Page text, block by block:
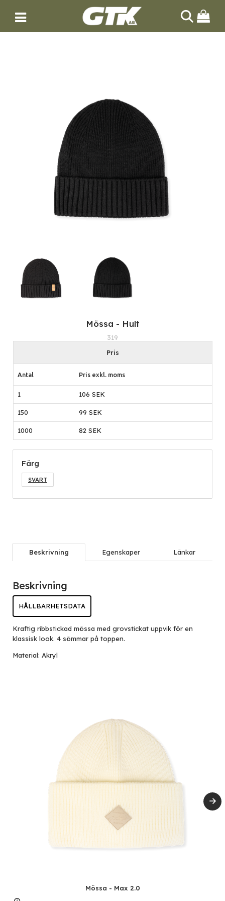
Mössa - Hult
319
Pris
Antal Pris exkl. moms
1 106 SEK
150 99 SEK
1000 82 SEK
Färg
SVART
Beskrivning Egenskaper Länkar
Beskrivning
HÅLLBARHETSDATA
Kraftig ribbstickad mössa med grovstickat uppvik för en
klassisk look. 4 sömmar på toppen.
Material: Akryl
Mössa - Max 2.0